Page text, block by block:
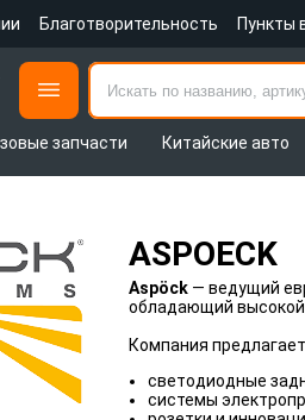
Благотворительность Пункты
запчасти Китайские авто
ASPOECK
Aspöck — ведущий
обладающий высокой
Компания
светодиодные
системы